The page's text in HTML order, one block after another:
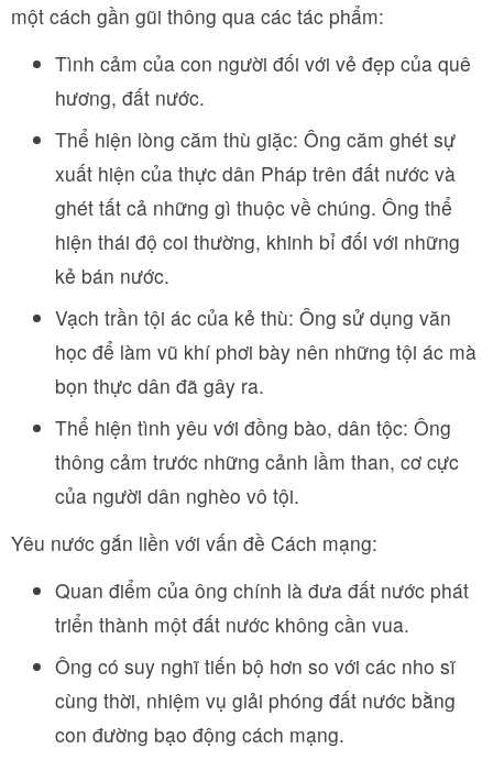
một cách gần gũi thông qua các tác phẩm:
Tình cảm của con người đối với vẻ đẹp của quê
hương, đất nước.
Thể hiện lòng căm thù giặc: Ông căm ghét sự
xuất hiện của thực dân Pháp trên đất nước và
ghét tất cả những gì thuộc về chúng. Ông thể
hiện thái độ coi thường, khinh bỉ đối với những
kẻ bán nước.
Vạch trần tội ác của kẻ thù: Ông sử dụng văn
học để làm vũ khí phơi bày nên những tội ác mà
bọn thực dân đã gây ra.
Thể hiện tình yêu với đồng bào, dân tộc: Ông
thông cảm trước những cảnh lầm than, cơ cực
của người dân nghèo vô tội.
Yêu nước gắn liền với vấn đề Cách mạng:
Quan điểm của ông chính là đưa đất nước phát
triển thành một đất nước không cần vua.
Ông có suy nghĩ tiến bộ hơn so với các nho sĩ
cùng thời, nhiệm vụ giải phóng đất nước bằng
con đường bạo động cách mạng.